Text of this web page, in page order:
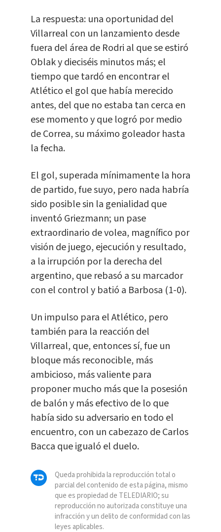
La respuesta: una oportunidad del
Villarreal con un lanzamiento desde
fuera del área de Rodri al que se estiró
Oblak y dieciséis minutos más; el
tiempo que tardó en encontrar el
Atlético el gol que había merecido
antes, del que no estaba tan cerca en
ese momento y que logró por medio
de Correa, su máximo goleador hasta
la fecha.
El gol, superada mínimamente la hora
de partido, fue suyo, pero nada habría
sido posible sin la genialidad que
inventó Griezmann; un pase
extraordinario de volea, magnífico por
visión de juego, ejecución y resultado,
a la irrupción por la derecha del
argentino, que rebasó a su marcador
con el control y batió a Barbosa (1-0).
Un impulso para el Atlético, pero
también para la reacción del
Villarreal, que, entonces sí, fue un
bloque más reconocible, más
ambicioso, más valiente para
proponer mucho más que la posesión
de balón y más efectivo de lo que
había sido su adversario en todo el
encuentro, con un cabezazo de Carlos
Bacca que igualó el duelo.
Queda prohibida la reproducción total o
parcial del contenido de esta página, mismo
que es propiedad de TELEDIARIO; su
reproducción no autorizada constituye una
infracción y un delito de conformidad con las
leyes aplicables.